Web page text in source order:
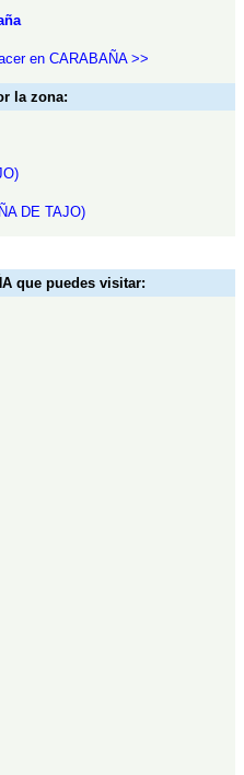
en CARABAÑA >>
la zona:
DE TAJO)
que puedes visitar: